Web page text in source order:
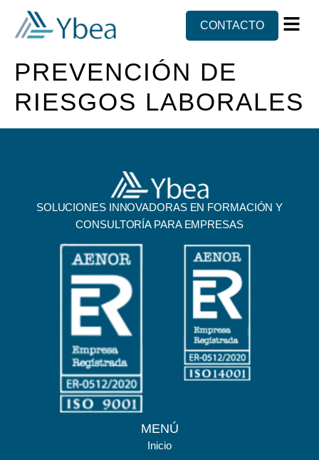
CONTACTO
PREVENCIÓN DE
RIESGOS LABORALES
SOLUCIONES INNOVADORAS EN FORMACIÓN Y
CONSULTORÍA PARA EMPRESAS
MENÚ
Inicio